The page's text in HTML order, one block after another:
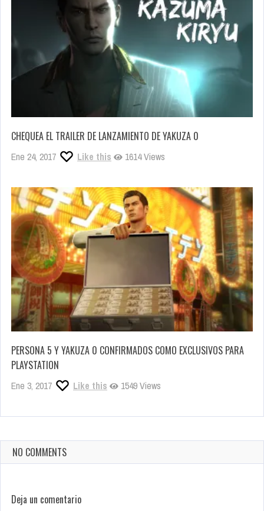
CHEQUEA EL TRAILER DE LANZAMIENTO DE YAKUZA 0
Ene 24, 2017 Like this 1614 Views
PERSONA 5 Y YAKUZA 0 CONFIRMADOS COMO EXCLUSIVOS PARA
PLAYSTATION
Ene 3, 2017 Like this 1549 Views
NO COMMENTS
Deja un comentario